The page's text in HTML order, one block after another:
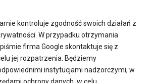
kontroluje zgodność swoich działań z
W przypadku otrzymania
firma Google skontaktuje się z
jej rozpatrzenia. Będziemy
instytucjami nadzorczymi, w